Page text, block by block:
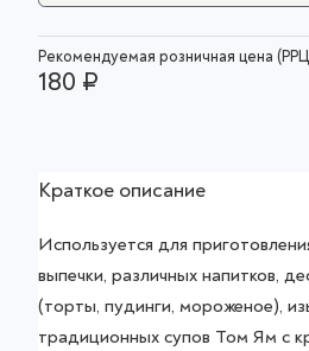
Рекомендуемая розничная цена
180 ₽
Краткое описание
Используется для
выпечки, различных напитков,
(торты, пудинги, мороженое),
традиционных супов Том Ям с